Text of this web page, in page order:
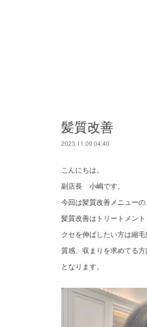
髪質改善
2023.11.09 04:40
こんにちは。
副店長 小嶋です。
今回は髪質改善メニュー
髪質改善はトリートメント
クセを伸ばしたい方は縮毛
質感、収まりを求めてる
となります。